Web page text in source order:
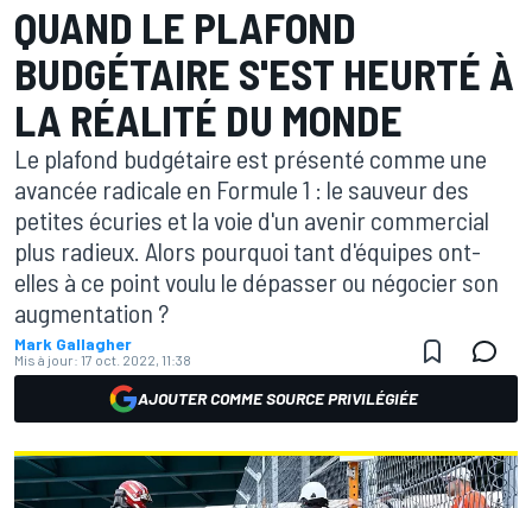
QUAND LE PLAFOND
BUDGÉTAIRE S'EST HEURTÉ À
LA RÉALITÉ DU MONDE
Le plafond budgétaire est présenté comme une
avancée radicale en Formule 1 : le sauveur des
petites écuries et la voie d'un avenir commercial
plus radieux. Alors pourquoi tant d'équipes ont-
elles à ce point voulu le dépasser ou négocier son
augmentation ?
Mark Gallagher
Mis à jour: 17 oct. 2022, 11:38
AJOUTER COMME SOURCE PRIVILÉGIÉE